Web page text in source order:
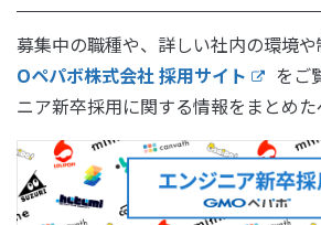
募集中の職種や、詳しい社内の環境
Oペパボ株式会社 採用サイト
をご
ニア新卒採用に関する情報をまとめた